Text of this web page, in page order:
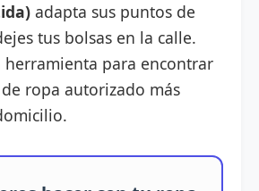
adapta sus puntos de
tus bolsas en la calle.
herramienta para encontrar
ropa autorizado más